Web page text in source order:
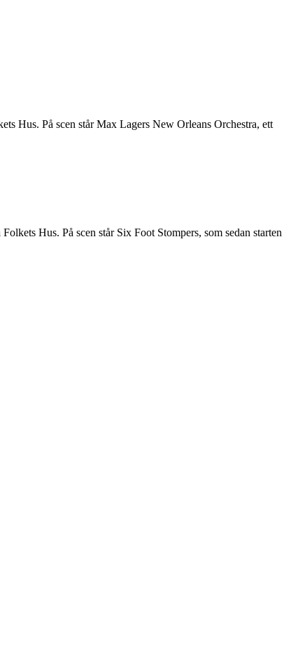
Hus. På scen står Max Lagers New Orleans Orchestra, ett
Hus. På scen står Six Foot Stompers, som sedan starten